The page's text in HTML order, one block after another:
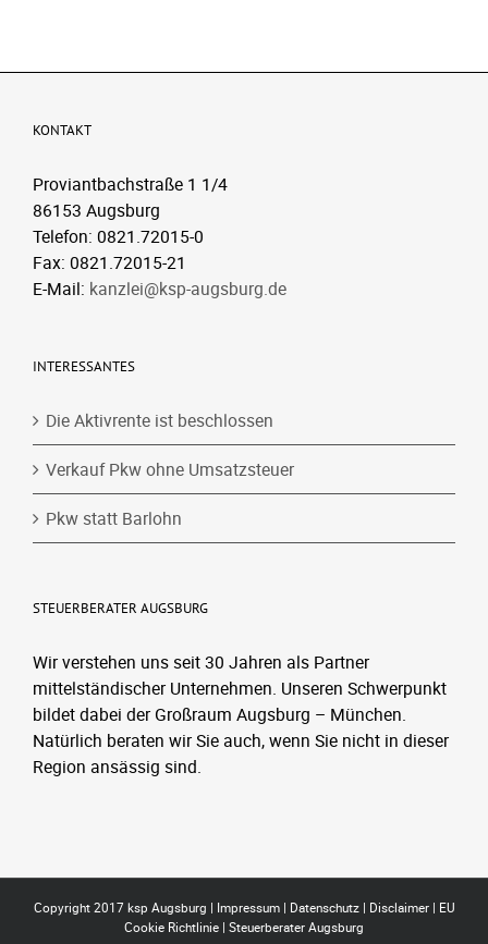
KONTAKT
Proviantbachstraße 1 1/4
86153 Augsburg
Telefon: 0821.72015-0
Fax: 0821.72015-21
E-Mail: kanzlei@ksp-augsburg.de
INTERESSANTES
Die Aktivrente ist beschlossen
Verkauf Pkw ohne Umsatzsteuer
Pkw statt Barlohn
STEUERBERATER AUGSBURG
Wir verstehen uns seit 30 Jahren als Partner
mittelständischer Unternehmen. Unseren Schwerpunkt
bildet dabei der Großraum Augsburg – München.
Natürlich beraten wir Sie auch, wenn Sie nicht in dieser
Region ansässig sind.
Copyright 2017 ksp Augsburg | Impressum| Datenschutz| Disclaimer| EU
Cookie Richtlinie | Steuerberater Augsburg